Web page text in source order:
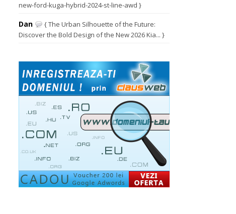
new-ford-kuga-hybrid-2024-st-line-awd }
Dan
{ The Urban Silhouette of the Future:
Discover the Bold Design of the New 2026 Kia... }